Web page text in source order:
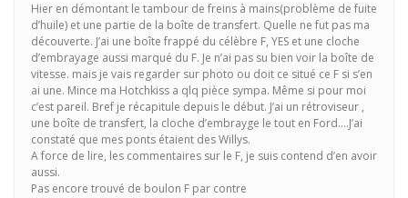
Hier en démontant le tambour de freins à mains(problème de fuite
d’huile) et une partie de la boîte de transfert. Quelle ne fut pas ma
découverte. J’ai une boîte frappé du célèbre F, YES et une cloche
d’embrayage aussi marqué du F. Je n’ai pas su bien voir la boîte de
vitesse. mais je vais regarder sur photo ou doit ce situé ce F si s’en
ai une. Mince ma Hotchkiss a qlq pièce sympa. Même si pour moi
c’est pareil. Bref je récapitule depuis le début. J’ai un rétroviseur ,
une boîte de transfert, la cloche d’embrayge le tout en Ford….J’ai
constaté que mes ponts étaient des Willys.
A force de lire, les commentaires sur le F, je suis contend d’en avoir
aussi.
Pas encore trouvé de boulon F par contre